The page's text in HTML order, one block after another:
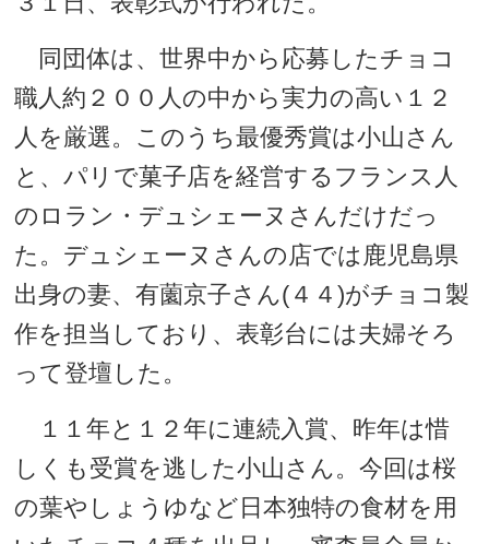
同団体は、世界中から応募したチョコ
職人約２００人の中から実力の高い１２
人を厳選。このうち最優秀賞は小山さん
と、パリで菓子店を経営するフランス人
のロラン・デュシェーヌさんだけだっ
た。デュシェーヌさんの店では鹿児島県
出身の妻、有薗京子さん(４４)がチョコ製
作を担当しており、表彰台には夫婦そろ
って登壇した。
１１年と１２年に連続入賞、昨年は惜
しくも受賞を逃した小山さん。今回は桜
の葉やしょうゆなど日本独特の食材を用